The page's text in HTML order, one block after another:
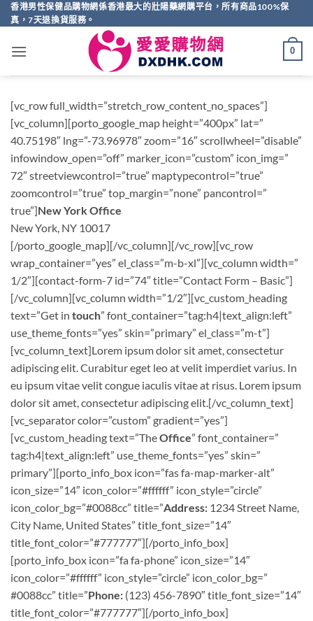
Skip
to
香港男性保健品購物網係香港最大的壯陽藥網購平台，所有商品100%保
真，7天退換貨服務。
0
[vc_row full_width=”stretch_row_content_no_spaces”]
[vc_column][porto_google_map height=”400px” lat=”
40.75198″ lng=”-73.96978″ zoom=”16″ scrollwheel=”disable”
infowindow_open=”off” marker_icon=”custom” icon_img=”
72″ streetviewcontrol=”true” maptypecontrol=”true”
zoomcontrol=”true” top_margin=”none” pancontrol=”
true”]New York Office
New York, NY 10017
[/porto_google_map][/vc_column][/vc_row][vc_row
wrap_container=”yes” el_class=”m-b-xl”][vc_column width=”
1/2″][contact-form-7 id=”74″ title=”Contact Form – Basic”]
[/vc_column][vc_column width=”1/2″][vc_custom_heading
text=”Get in touch” font_container=”tag:h4|text_align:left”
use_theme_fonts=”yes” skin=”primary” el_class=”m-t”]
[vc_column_text]Lorem ipsum dolor sit amet, consectetur
adipiscing elit. Curabitur eget leo at velit imperdiet varius. In
eu ipsum vitae velit congue iaculis vitae at risus. Lorem ipsum
dolor sit amet, consectetur adipiscing elit.[/vc_column_text]
[vc_separator color=”custom” gradient=”yes”]
[vc_custom_heading text=”TheOffice” font_container=”
tag:h4|text_align:left” use_theme_fonts=”yes” skin=”
primary”][porto_info_box icon=”fas fa-map-marker-alt”
icon_size=”14″ icon_color=”#ffffff” icon_style=”circle”
icon_color_bg=”#0088cc” title=”Address: 1234 Street Name,
City Name, United States” title_font_size=”14″
title_font_color=”#777777″][/porto_info_box]
[porto_info_box icon=”fa fa-phone” icon_size=”14″
icon_color=”#ffffff” icon_style=”circle” icon_color_bg=”
#0088cc” title=”Phone: (123) 456-7890″ title_font_size=”14″
title_font_color=”#777777″][/porto_info_box]